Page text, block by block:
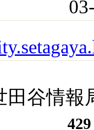
田谷情報